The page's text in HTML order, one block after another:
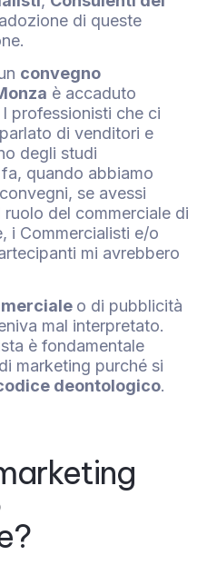
di queste
convegno
è accaduto
professionisti che ci
di venditori e
degli studi
quando abbiamo
se avessi
del commerciale di
i Commercialisti e/o
mi avrebbero
o di pubblicità
mal interpretato.
è fondamentale
marketing purché si
deontologico.